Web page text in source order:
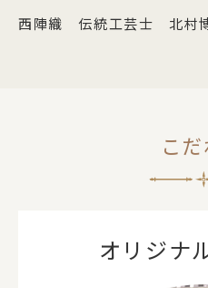
西陣織 伝統工芸士 北村
こ
オリジナ